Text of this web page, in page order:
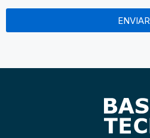
ENVIAR